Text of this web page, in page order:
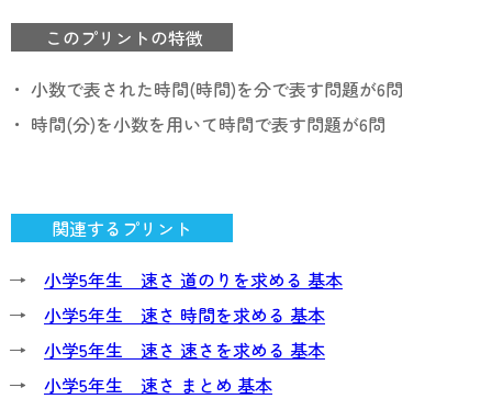
このプリントの特徴
・ 小数で表された時間(時間)を分で表す問題が6問
・ 時間(分)を小数を用いて時間で表す問題が6問
関連するプリント
→ 小学5年生 速さ 道のりを求める 基本
→ 小学5年生 速さ 時間を求める 基本
→ 小学5年生 速さ 速さを求める 基本
→ 小学5年生 速さ まとめ 基本